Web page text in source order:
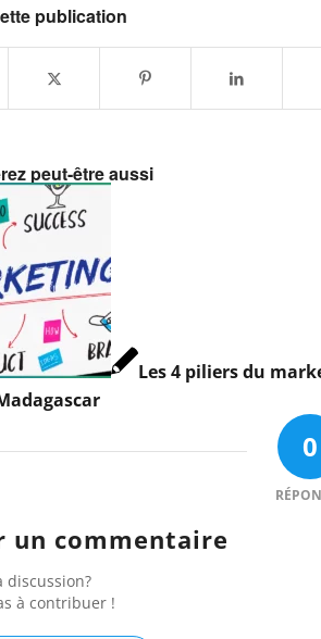
publication
peut-être aussi
Les 4 piliers du
0
un commentaire
discussion?
à contribuer !